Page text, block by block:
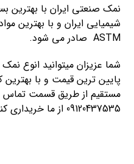
نمک صنعتی ایران با
شیمیایی ایران و با بهترین
ASTM صادر می شود.
شما عزیزان میتوانید انوع
پایین ترین قیمت و با
مستقیم از طریق قسمت تماس
09120437535 از ما خریداری کنید.